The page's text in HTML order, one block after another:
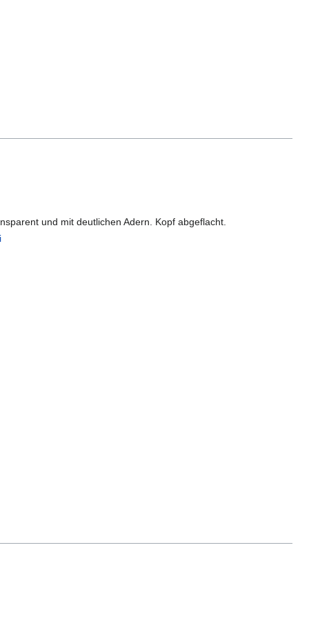
und mit deutlichen Adern. Kopf abgeflacht.